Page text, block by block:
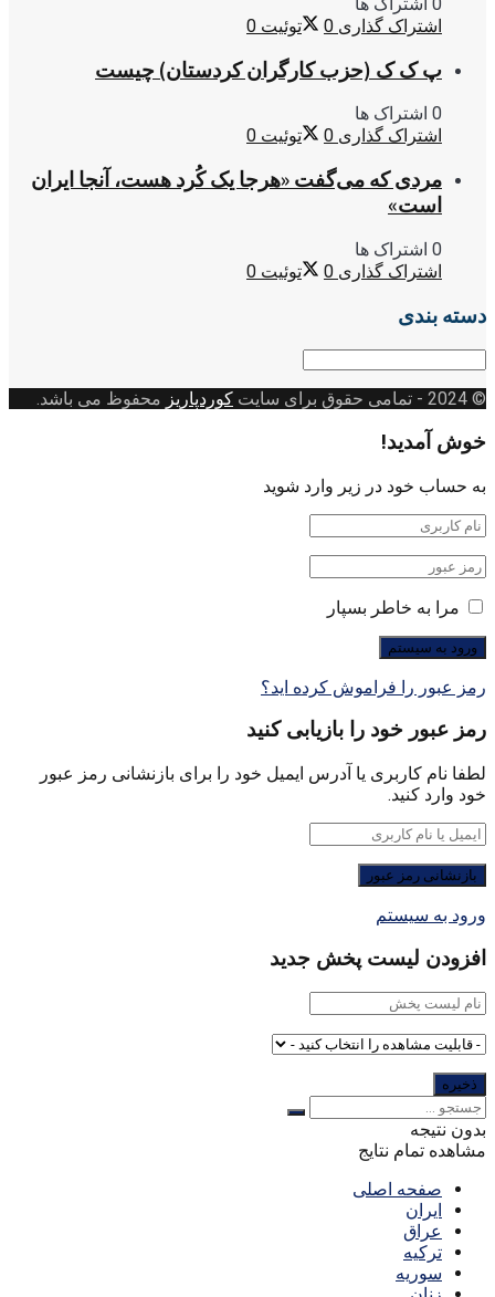
اشتراک گذاری 0 توئیت 0
پ ک ک (حزب کارگران کردستان) چیست
0 اشتراک ها
اشتراک گذاری 0 توئیت 0
مردی که می‌گفت «هرجا یک کُرد هست، آنجا ایران
است»
0 اشتراک ها
اشتراک گذاری 0 توئیت 0
دسته بندی
© 2024
- تمامی حقوق برای سایت کوردپاریز محفوظ می باشد.
خوش آمدید!
به حساب خود در زیر وارد شوید
مرا به خاطر بسپار
رمز عبور را فراموش کرده اید؟
رمز عبور خود را بازیابی کنید
لطفا نام کاربری یا آدرس ایمیل خود را برای بازنشانی رمز عبور
خود وارد کنید.
ورود به سیستم
افزودن لیست پخش جدید
بدون نتیجه
مشاهده تمام نتایج
صفحه اصلی
ایران
عراق
ترکیه
سوریه